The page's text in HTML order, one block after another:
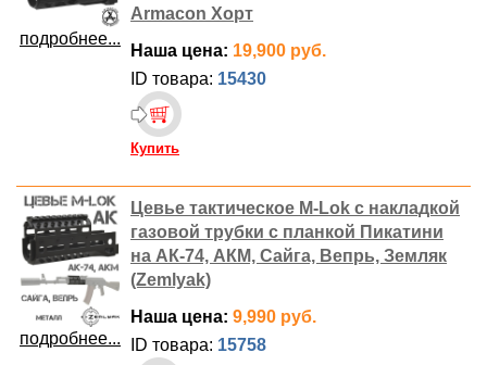
подробнее...
Armacon Хорт
Наша цена: 19,900 руб.
ID товара: 15430
Купить
подробнее...
Цевье тактическое M-Lok с накладкой
газовой трубки с планкой Пикатини
на АК-74, АКМ, Сайга, Вепрь, Земляк
(Zemlyak)
Наша цена: 9,990 руб.
ID товара: 15758